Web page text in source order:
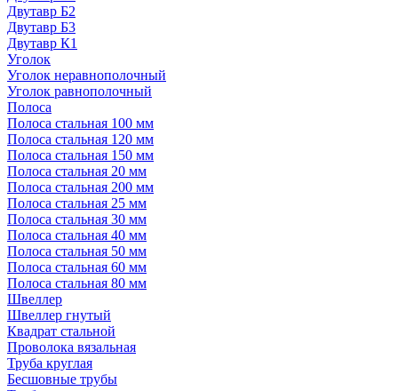
Двутавр Б2
Двутавр Б3
Двутавр К1
Уголок
Уголок неравнополочный
Уголок равнополочный
Полоса
Полоса стальная 100 мм
Полоса стальная 120 мм
Полоса стальная 150 мм
Полоса стальная 20 мм
Полоса стальная 200 мм
Полоса стальная 25 мм
Полоса стальная 30 мм
Полоса стальная 40 мм
Полоса стальная 50 мм
Полоса стальная 60 мм
Полоса стальная 80 мм
Швеллер
Швеллер гнутый
Квадрат стальной
Проволока вязальная
Труба круглая
Бесшовные трубы